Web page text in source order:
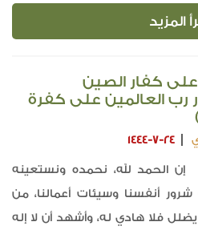
المزيد
على كفار الصين
رب العالمين على كفرة
1444-7-24
الحمد لله، نحمده ونستعينه
أنفسنا وسيئات أعمالنا، من
فلا هادي له، وأشهد أن لا إله